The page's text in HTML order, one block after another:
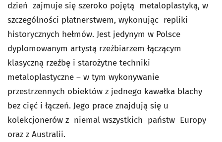
dzień zajmuje się szeroko pojętą metaloplastyką, w
szczególności płatnerstwem, wykonując repliki
historycznych hełmów. Jest jedynym w Polsce
dyplomowanym artystą rzeźbiarzem łączącym
klasyczną rzeźbę i starożytne techniki
metaloplastyczne – w tym wykonywanie
przestrzennych obiektów z jednego kawałka blachy
bez cięć i łączeń. Jego prace znajdują się u
kolekcjonerów z niemal wszystkich państw Europy
oraz z Australii.